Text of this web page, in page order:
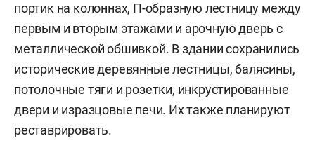
портик на колоннах, П-образную лестницу между
первым и вторым этажами и арочную дверь с
металлической обшивкой. В здании сохранились
исторические деревянные лестницы, балясины,
потолочные тяги и розетки, инкрустированные
двери и изразцовые печи. Их также планируют
реставрировать.